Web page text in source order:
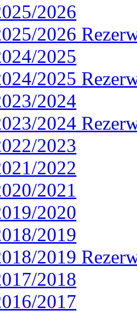
2026
2026
2025
2025
2024
2024
2023
2022
2021
2020
2019
2019
2018
2017